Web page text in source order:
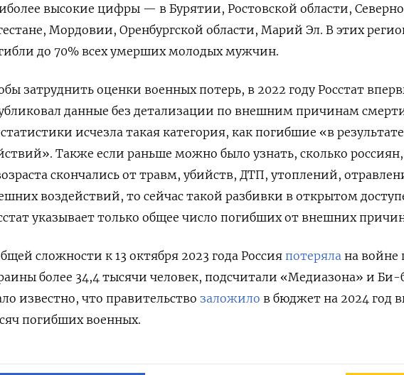
высокие цифры — в Бурятии, Ростовской области,
Мордовии, Оренбургской области, Марий Эл. В этих
до 70% всех умерших молодых мужчин.
затруднить оценки военных потерь, в 2022 году Росстат
данные без детализации по внешним причинам
исчезла такая категория, как погибшие «в
Также если раньше можно было узнать, сколько россиян,
скончались от травм, убийств, ДТП, утоплений,
воздействий, то сейчас такой разбивки в открытом
указывает только общее число погибших от внешних
сложности к 13 октября 2023 года Россия потеряла на войне
более 34,4 тысячи человек, подсчитали «Медиазона» и Би-
известно, что правительство заложило в бюджет на 2024 год
погибших военных.